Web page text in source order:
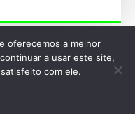
oferecemos a melhor
a usar este site,
com ele.